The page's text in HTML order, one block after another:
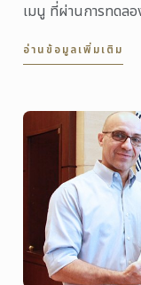
เมนู ที่ผ่านการทดล
อ่านข้อมูลเพิ่มเติม